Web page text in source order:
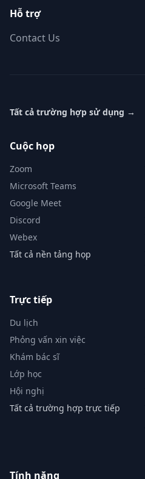
Hỗ trợ
Contact Us
Tất cả trường hợp sử dụng →
Cuộc họp
Zoom
Microsoft Teams
Google Meet
Discord
Webex
Tất cả nền tảng họp
Trực tiếp
Du lịch
Phỏng vấn xin việc
Khám bác sĩ
Lớp học
Hội nghị
Tất cả trường hợp trực tiếp
Tính năng